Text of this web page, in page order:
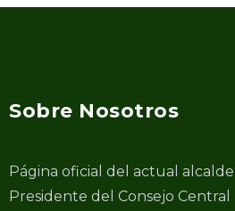
Sobre Nosotros
Página oficial del actual
Presidente del Consejo